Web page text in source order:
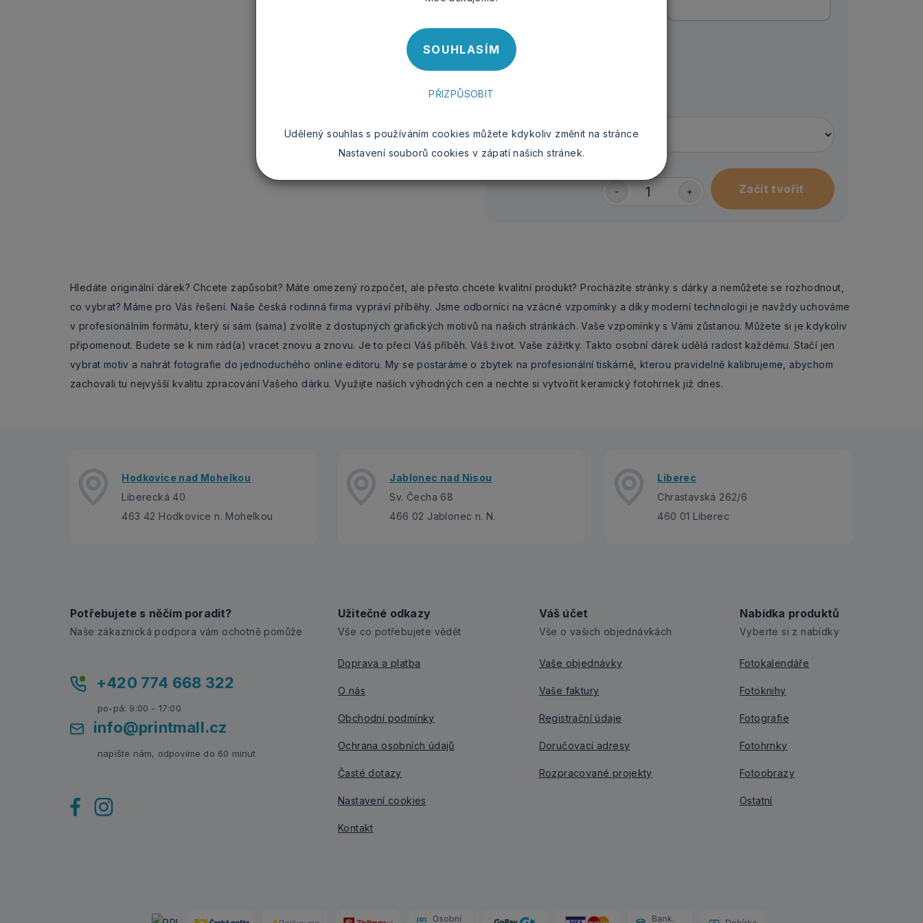
SOUHLASÍM
PŘIZPŮSOBIT
Udělený souhlas s používáním cookies můžete kdykoliv změnit na stránce
Nastavení souborů cookies v zápatí našich stránek.
- +
Hledáte originální dárek? Chcete zapůsobit? Máte omezený rozpočet, ale přesto chcete kvalitní produkt? Procházíte stránky s dárky a nemůžete se rozhodnout,
co vybrat? Máme pro Vás řešení. Naše česká rodinná firma vypráví příběhy. Jsme odborníci na vzácné vzpomínky a díky moderní technologii je navždy uchováme
v profesionálním formátu, který si sám (sama) zvolíte z dostupných grafických motivů na našich stránkách. Vaše vzpomínky s Vámi zůstanou. Můžete si je kdykoliv
připomenout. Budete se k nim rád(a) vracet znovu a znovu. Je to přeci Váš příběh. Váš život. Vaše zážitky. Takto osobní dárek udělá radost každému. Stačí jen
vybrat motiv a nahrát fotografie do jednoduchého online editoru. My se postaráme o zbytek na profesionální tiskárně, kterou pravidelně kalibrujeme, abychom
zachovali tu nejvyšší kvalitu zpracování Vašeho dárku. Využijte našich výhodných cen a nechte si vytvořit keramický fotohrnek již dnes.
Hodkovice nad Mohelkou
Liberecká 40
463 42 Hodkovice n. Mohelkou
Jablonec nad Nisou
Sv. Čecha 68
466 02 Jablonec n. N.
Liberec
Chrastavská 262/6
460 01 Liberec
Potřebujete s něčím poradit?
Naše zákaznická podpora vám ochotně pomůže
+420 774 668 322
po-pá: 9:00 - 17:00
info@printmall.cz
napište nám, odpovíme do 60 minut
Užitečné odkazy
Vše co potřebujete vědět
Doprava a platba
O nás
Obchodní podmínky
Ochrana osobních údajů
Časté dotazy
Nastavení cookies
Kontakt
Váš účet
Vše o vašich objednávkách
Vaše objednávky
Vaše faktury
Registrační údaje
Doručovací adresy
Rozpracované projekty
Nabídka produktů
Vyberte si z nabídky
Fotokalendáře
Fotoknihy
Fotografie
Fotohrnky
Fotoobrazy
Ostatní